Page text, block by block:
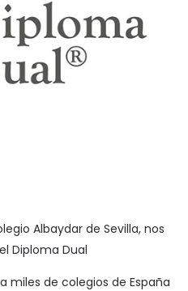
Albaydar de Sevilla, nos
Diploma Dual
miles de colegios de España